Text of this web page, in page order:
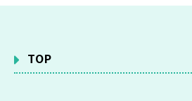
TOP